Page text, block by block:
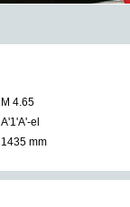
M 4.65
A'1'A'-el
1435 mm